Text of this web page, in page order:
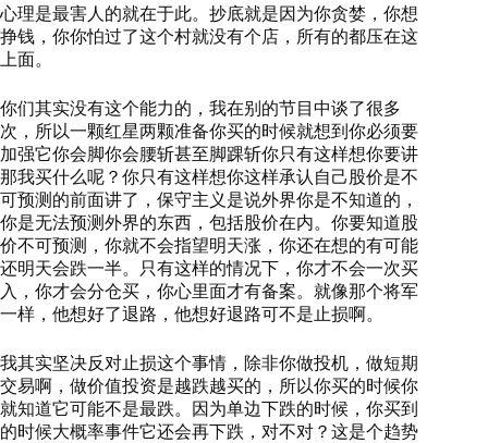
心理是最害人的就在于此。抄底就是因为你贪婪，你想
挣钱，你你怕过了这个村就没有个店，所有的都压在这
上面。
你们其实没有这个能力的，我在别的节目中谈了很多
次，所以一颗红星两颗准备你买的时候就想到你必须要
加强它你会脚你会腰斩甚至脚踝斩你只有这样想你要讲
那我买什么呢？你只有这样想你这样承认自己股价是不
可预测的前面讲了，保守主义是说外界你是不知道的，
你是无法预测外界的东西，包括股价在内。你要知道股
价不可预测，你就不会指望明天涨，你还在想的有可能
还明天会跌一半。只有这样的情况下，你才不会一次买
入，你才会分仓买，你心里面才有备案。就像那个将军
一样，他想好了退路，他想好退路可不是止损啊。
我其实坚决反对止损这个事情，除非你做投机，做短期
交易啊，做价值投资是越跌越买的，所以你买的时候你
就知道它可能不是最跌。因为单边下跌的时候，你买到
的时候大概率事件它还会再下跌，对不对？这是个趋势